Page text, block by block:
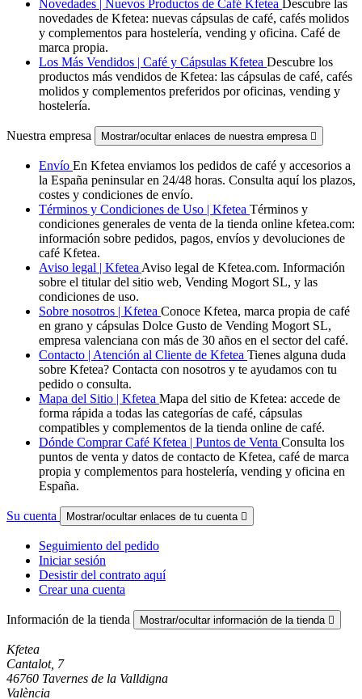
Novedades | Nuevos Productos de Café Kfetea Descubre las
novedades de Kfetea: nuevas cápsulas de café, cafés molidos
y complementos para hostelería, vending y oficina. Café de
marca propia.
Los Más Vendidos | Café y Cápsulas Kfetea Descubre los
productos más vendidos de Kfetea: las cápsulas de café, cafés
molidos y complementos preferidos por oficinas, vending y
hostelería.
Nuestra empresa Mostrar/ocultar enlaces de nuestra empresa 
Envío En Kfetea enviamos los pedidos de café y accesorios a
la España peninsular en 24/48 horas. Consulta aquí los plazos,
costes y condiciones de envío.
Términos y Condiciones de Uso | Kfetea Términos y
condiciones generales de venta de la tienda online kfetea.com:
información sobre pedidos, pagos, envíos y devoluciones de
café Kfetea.
Aviso legal | Kfetea Aviso legal de Kfetea.com. Información
sobre el titular del sitio web, Vending Mogort SL, y las
condiciones de uso.
Sobre nosotros | Kfetea Conoce Kfetea, marca propia de café
en grano y cápsulas Dolce Gusto de Vending Mogort SL,
empresa valenciana con más de 30 años en el sector del café.
Contacto | Atención al Cliente de Kfetea Tienes alguna duda
sobre Kfetea? Contacta con nosotros y te ayudamos con tu
pedido o consulta.
Mapa del Sitio | Kfetea Mapa del sitio de Kfetea: accede de
forma rápida a todas las categorías de café, cápsulas
compatibles y complementos de la tienda online de café.
Dónde Comprar Café Kfetea | Puntos de Venta Consulta los
puntos de venta y datos de contacto de Kfetea, café de marca
propia y complementos para hostelería, vending y oficina en
España.
Su cuenta Mostrar/ocultar enlaces de tu cuenta 
Seguimiento del pedido
Iniciar sesión
Desistir del contrato aquí
Crear una cuenta
Información de la tienda Mostrar/ocultar información de la tienda 
Kfetea
Cantalot, 7
46760 Tavernes de la Valldigna
València